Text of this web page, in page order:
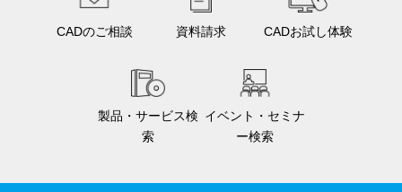
CADのご相談 資料請求 CADお試し体験
製品・サービス検
索
イベント・セミナ
ー検索